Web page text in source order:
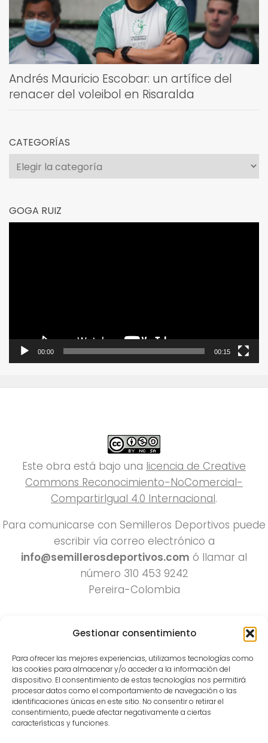
Gestionar consentimiento
Para ofrecer las mejores experiencias, utilizamos tecnologías como
las cookies para almacenar y/o acceder a la información del
dispositivo. El consentimiento de estas tecnologías nos permitirá
procesar datos como el comportamiento de navegación o las
identificaciones únicas en este sitio. No consentir o retirar el
consentimiento, puede afectar negativamente a ciertas
características y funciones.
Andrés Mauricio Escobar: un artífice del
renacer del voleibol en Risaralda
CATEGORÍAS
Categorías
GOGA RUIZ
00:00 00:15
Este obra está bajo una licencia de Creative
Commons Reconocimiento-NoComercial-
CompartirIgual 4.0 Internacional.
Para comunicarse con Semilleros Deportivos puede
escribir vía correo electrónico a
info@semillerosdeportivos.com ó llamar al
número 310 453 9242
Pereira-Colombia
Todos los derechos reservados 2022.
Funciona con - Diseñado con el